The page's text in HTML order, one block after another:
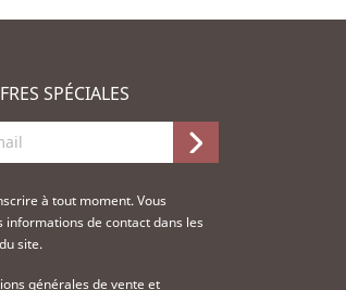
SPÉCIALES
à tout moment. Vous
informations de contact dans les
site.
générales de vente et